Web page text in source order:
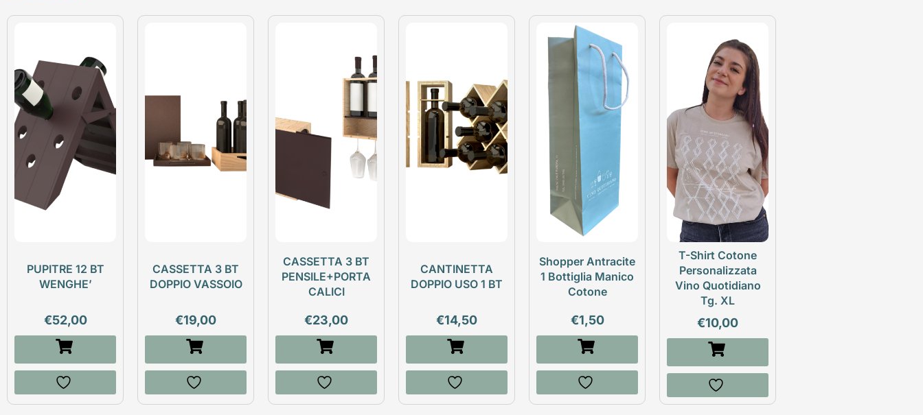
PUPITRE 12 BT
WENGHE’
€52,00
CASSETTA 3 BT
DOPPIO VASSOIO
€19,00
CASSETTA 3 BT
PENSILE+PORTA
CALICI
€23,00
CANTINETTA
DOPPIO USO 1 BT
€14,50
Shopper Antracite
1 Bottiglia Manico
Cotone
€1,50
T-Shirt Cotone
Personalizzata
Vino Quotidiano
Tg. XL
€10,00